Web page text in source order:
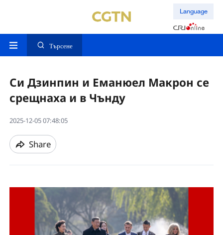
Language
Търсене
Си Дзинпин и Еманюел Макрон се
срещнаха и в Чънду
2025-12-05 07:48:05
Share